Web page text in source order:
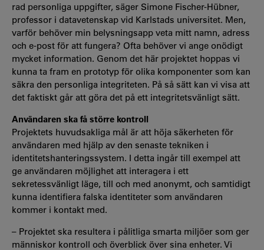
rad personliga uppgifter, säger Simone Fischer-Hübner,
professor i datavetenskap vid Karlstads universitet. Men,
varför behöver min belysningsapp veta mitt namn, adress
och e-post för att fungera? Ofta behöver vi ange onödigt
mycket information. Genom det här projektet hoppas vi
kunna ta fram en prototyp för olika komponenter som kan
säkra den personliga integriteten. På så sätt kan vi visa att
det faktiskt går att göra det på ett integritetsvänligt sätt.
Användaren ska få större kontroll
Projektets huvudsakliga mål är att höja säkerheten för
användaren med hjälp av den senaste tekniken i
identitetshanteringssystem. I detta ingår till exempel att
ge användaren möjlighet att interagera i ett
sekretessvänligt läge, till och med anonymt, och samtidigt
kunna identifiera falska identiteter som användaren
kommer i kontakt med.
– Projektet ska resultera i pålitliga smarta miljöer som ger
människor kontroll och överblick över sina enheter. Vi